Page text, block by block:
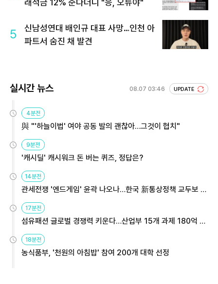
래적금 12% 준다더니 "응, 오류야"
5
신남성연대 배인규 대표 사망…인천 아
파트서 숨진 채 발견
실시간 뉴스 08.07 03:46 UPDATE
4분전
與 "'하늘이법' 여야 공동 발의 괜찮아…그것이 협치"
9분전
'캐시딜' 캐시워크 돈 버는 퀴즈, 정답은?
14분전
관세전쟁 '엔드게임' 윤곽 나오나…한국 新통상정책 교두보 활
용해야
17분전
섬유패션 글로벌 경쟁력 키운다…산업부 15개 과제 180억 지
원
18분전
농식품부, '천원의 아침밥' 참여 200개 대학 선정